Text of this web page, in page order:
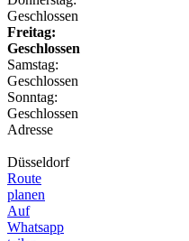
Geschlossen
Freitag:
Geschlossen
Samstag:
Geschlossen
Sonntag:
Geschlossen
Adresse
Düsseldorf
Route
planen
Auf
Whatsapp